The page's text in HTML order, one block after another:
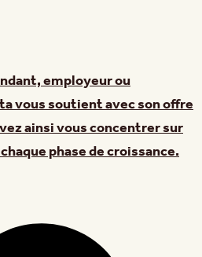
employeur ou
vous soutient avec son offre
ainsi vous concentrer sur
phase de croissance.